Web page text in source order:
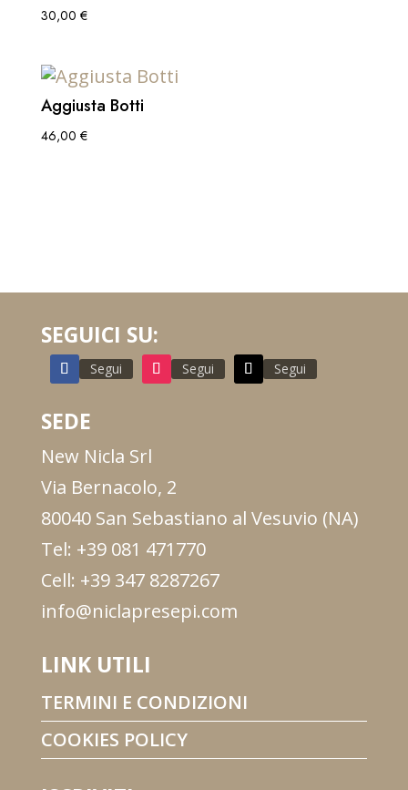
30,00 €
Aggiusta Botti
46,00 €
SEGUICI SU:
Segui Segui Segui
SEDE
New Nicla Srl
Via Bernacolo, 2
80040 San Sebastiano al Vesuvio (NA)
Tel: +39 081 471770
Cell: +39 347 8287267
info@niclapresepi.com
LINK UTILI
TERMINI E CONDIZIONI
COOKIES POLICY